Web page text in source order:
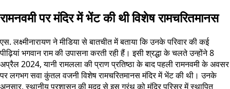
रामनवमी पर मंदिर में भेंट की थी विशेष रामचरितमानस
एस. लक्ष्मीनारायण ने मीडिया से बातचीत में बताया कि उनके परिवार की कई
पीढ़ियां भगवान राम की उपासना करती रही हैं। इसी श्रद्धा के चलते उन्होंने 8
अप्रैल 2024, यानी रामलला की प्राण प्रतिष्ठा के बाद पहली रामनवमी के अवसर
पर लगभग सवा कुंतल वजनी विशेष रामचरितमानस मंदिर में भेंट की थी। उनके
अनुसार, स्थानीय प्रशासन की मदद से इस ग्रंथ को मंदिर परिसर में स्थापित